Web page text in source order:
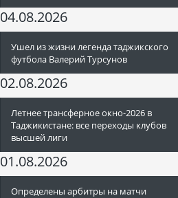
04.08.2026
Ушел из жизни легенда таджикского
футбола Валерий Турсунов
02.08.2026
Летнее трансферное окно-2026 в
Таджикистане: все переходы клубов
высшей лиги
01.08.2026
Определены арбитры на матчи